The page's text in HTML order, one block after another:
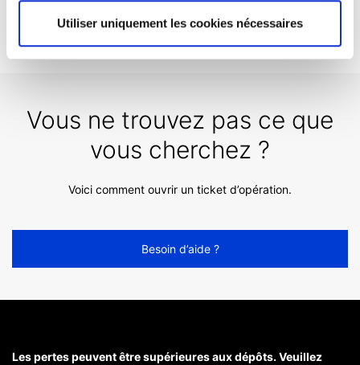
Utiliser uniquement les cookies nécessaires
à l'étranger?
Vous ne trouvez pas ce que
vous cherchez ?
Voici comment ouvrir un ticket d’opération.
Besoin d’aide ?
Les pertes peuvent être supérieures aux dépôts. Veuillez